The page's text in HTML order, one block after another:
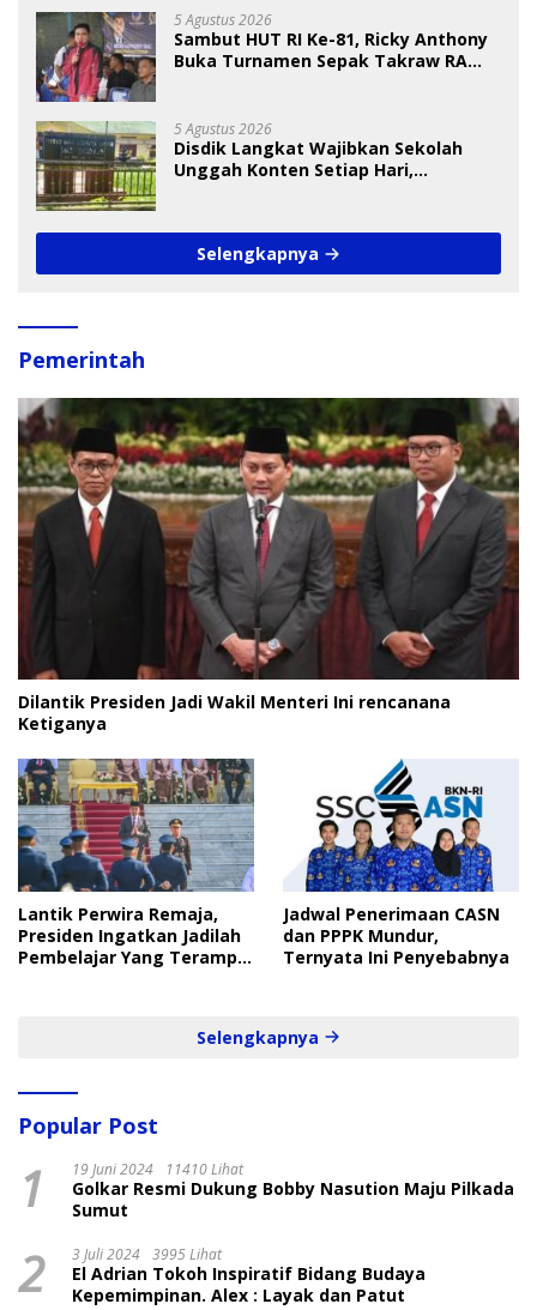
5 Agustus 2026
Sambut HUT RI Ke-81, Ricky Anthony
Buka Turnamen Sepak Takraw RA
5 Agustus 2026
Disdik Langkat Wajibkan Sekolah
Unggah Konten Setiap Hari,
Selengkapnya
Pemerintah
Dilantik Presiden Jadi Wakil Menteri Ini rencanana
Ketiganya
Lantik Perwira Remaja,
Presiden Ingatkan Jadilah
Pembelajar Yang Terampil
Jadwal Penerimaan CASN
dan PPPK Mundur,
Ternyata Ini Penyebabnya
Selengkapnya
Popular Post
1 19 Juni 2024 11410 Lihat
Golkar Resmi Dukung Bobby Nasution Maju Pilkada
Sumut
2 3 Juli 2024 3995 Lihat
El Adrian Tokoh Inspiratif Bidang Budaya
Kepemimpinan. Alex : Layak dan Patut